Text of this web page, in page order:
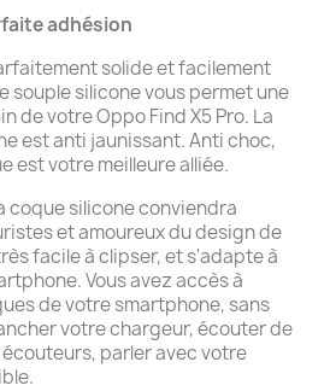
adhésion
solide et facilement
souple silicone vous permet une
de votre Oppo Find X5 Pro. La
est anti jaunissant. Anti choc,
est votre meilleure alliée.
coque silicone conviendra
et amoureux du design de
facile à clipser, et s'adapte à
Vous avez accès à
de votre smartphone, sans
votre chargeur, écouter de
parler avec votre